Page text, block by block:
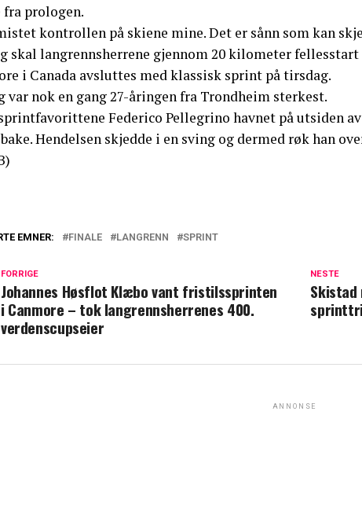
fra prologen.
kontrollen på skiene mine. Det er sånn som kan
skal langrennsherrene gjennom 20 kilometer
i Canada avsluttes med klassisk sprint på tirsdag.
var nok en gang 27-åringen fra Trondheim sterkest.
Federico Pellegrino havnet på utsiden
Hendelsen skjedde i en sving og dermed røk han
EMNER: FINALE LANGRENN SPRINT
NESTE
FORRIGE
Johannes Høsflot Klæbo vant fristilssprinten
i Canmore – tok langrennsherrenes 400.
verdenscupseier
ANNONSE